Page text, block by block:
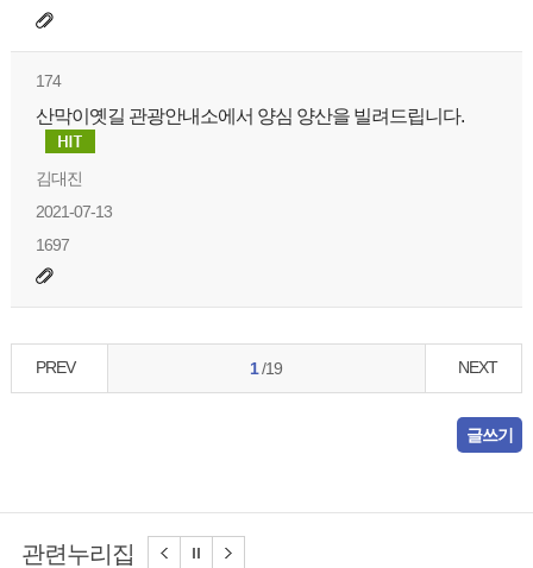
174
산막이옛길 관광안내소에서 양심 양산을 빌려드립니다.
김대진
2021-07-13
1697
PREV 1/19 NEXT
글쓰기
관련누리집